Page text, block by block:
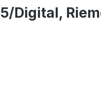
Digital,